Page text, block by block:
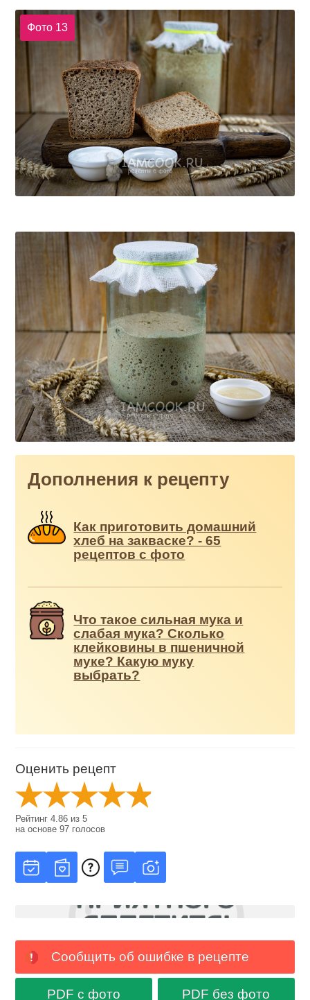
Фото 13
Дополнения к рецепту
Как приготовить домашний
хлеб на закваске? - 65
рецептов с фото
Что такое сильная мука и
слабая мука? Сколько
клейковины в пшеничной
муке? Какую муку
выбрать?
Оценить рецепт
Рейтинг4.86 из5
на основе97 голосов
Сообщить об ошибке в рецепте
PDF с фото PDF без фото